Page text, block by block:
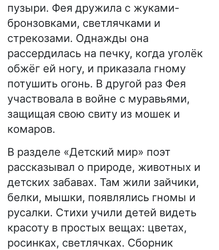
пузыри. Фея дружила с жуками-
бронзовками, светлячками и
стрекозами. Однажды она
рассердилась на печку, когда уголёк
обжёг ей ногу, и приказала гному
потушить огонь. В другой раз Фея
участвовала в войне с муравьями,
защищая свою свиту из мошек и
комаров.
В разделе «Детский мир» поэт
рассказывал о природе, животных и
детских забавах. Там жили зайчики,
белки, мышки, появлялись гномы и
русалки. Стихи учили детей видеть
красоту в простых вещах: цветах,
росинках, светлячках. Сборник